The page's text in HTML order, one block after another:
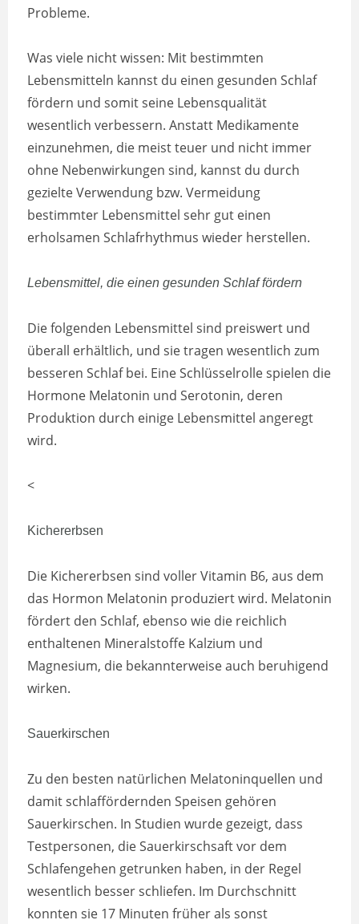
Probleme.
Was viele nicht wissen: Mit bestimmten
Lebensmitteln kannst du einen gesunden Schlaf
fördern und somit seine Lebensqualität
wesentlich verbessern. Anstatt Medikamente
einzunehmen, die meist teuer und nicht immer
ohne Nebenwirkungen sind, kannst du durch
gezielte Verwendung bzw. Vermeidung
bestimmter Lebensmittel sehr gut einen
erholsamen Schlafrhythmus wieder herstellen.
Lebensmittel, die einen gesunden Schlaf fördern
Die folgenden Lebensmittel sind preiswert und
überall erhältlich, und sie tragen wesentlich zum
besseren Schlaf bei. Eine Schlüsselrolle spielen die
Hormone Melatonin und Serotonin, deren
Produktion durch einige Lebensmittel angeregt
wird.
<
Kichererbsen
Die Kichererbsen sind voller Vitamin B6, aus dem
das Hormon Melatonin produziert wird. Melatonin
fördert den Schlaf, ebenso wie die reichlich
enthaltenen Mineralstoffe Kalzium und
Magnesium, die bekannterweise auch beruhigend
wirken.
Sauerkirschen
Zu den besten natürlichen Melatoninquellen und
damit schlaffördernden Speisen gehören
Sauerkirschen. In Studien wurde gezeigt, dass
Testpersonen, die Sauerkirschsaft vor dem
Schlafengehen getrunken haben, in der Regel
wesentlich besser schliefen. Im Durchschnitt
konnten sie 17 Minuten früher als sonst